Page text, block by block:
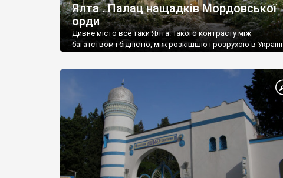
Ялта . Палац нащадків Мордовської
орди
Дивне місто все таки Ялта. Такого контрасту між
багатством і бідністю, між розкішшю і розрухою в Україні